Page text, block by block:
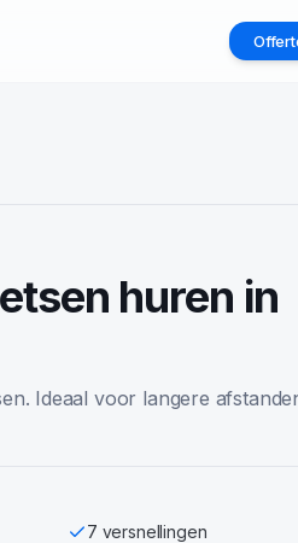
huren in
Ideaal voor langere
7 versnellingen